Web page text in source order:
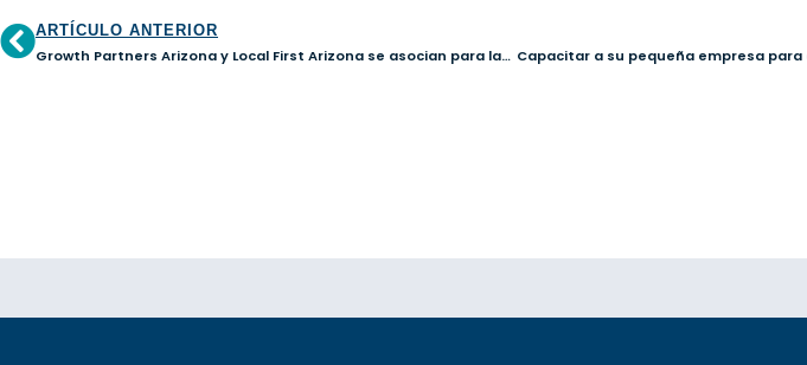
ARTÍCULO ANTERIOR
Growth Partners Arizona y Local First Arizona se asocian para lanzar un programa transformador de microfinanciación para pequeñas empresas en Avondale, AZ